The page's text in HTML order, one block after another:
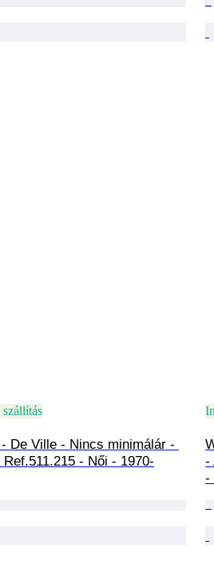
De Ville - Nincs minimálár -
Ref.511.215 - Női - 1970-
-
-